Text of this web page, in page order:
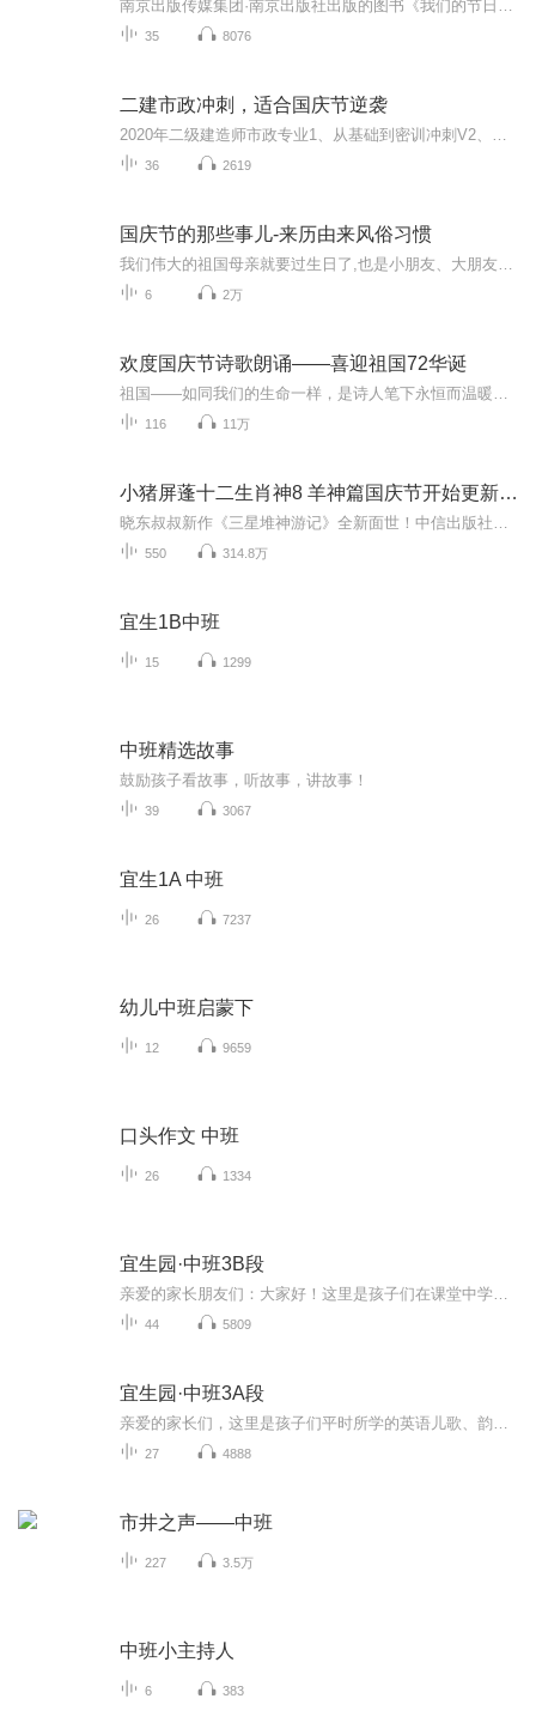
35 8076
二建市政冲刺，适合国庆节逆袭
36 2619
国庆节的那些事儿-来历由来风俗习惯
6 2万
欢度国庆节诗歌朗诵——喜迎祖国72华诞
116 11万
小猪屏蓬十二生肖神8 羊神篇国庆节开始更新啦！
550 314.8万
宜生1B中班
15 1299
中班精选故事
鼓励孩子看故事，听故事，讲故事！
39 3067
宜生1A 中班
26 7237
幼儿中班启蒙下
12 9659
口头作文 中班
26 1334
宜生园·中班3B段
44 5809
宜生园·中班3A段
27 4888
市井之声——中班
227 3.5万
中班小主持人
6 383